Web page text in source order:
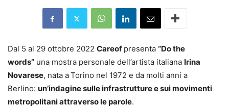
Dal 5 al 29 ottobre 2022 Careof presenta “Do the
words” una mostra personale dell’artista italiana Irina
Novarese, nata aTorino nel 1972 e da molti anni a
Berlino: un’indagine sulle infrastrutture e sui movimenti
metropolitani attraverso le parole.